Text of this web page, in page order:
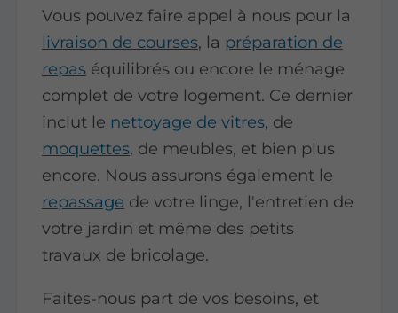
Vous pouvez faire appel à nous pour la
livraison de courses, la préparation de
repaséquilibrés ou encore le ménage
complet de votre logement. Ce dernier
inclut le nettoyage de vitres, de
moquettes, de meubles, et bien plus
encore. Nous assurons également le
repassage de votre linge, l'entretien de
votre jardin et même des petits
travaux de bricolage.
Faites-nous part de vos besoins, et